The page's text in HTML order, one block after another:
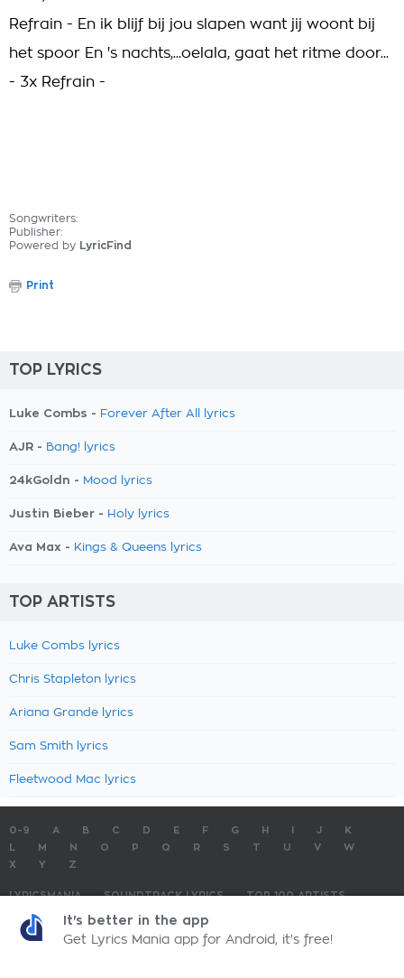
Refrain - En ik blijf bij jou slapen want jij woont bij
het spoor En 's nachts,...oelala, gaat het ritme door...
- 3x Refrain -
Songwriters:
Publisher:
Powered by LyricFind
Print
TOP LYRICS
Luke Combs - Forever After All lyrics
AJR - Bang! lyrics
24kGoldn - Mood lyrics
Justin Bieber - Holy lyrics
Ava Max - Kings & Queens lyrics
TOP ARTISTS
Luke Combs lyrics
Chris Stapleton lyrics
Ariana Grande lyrics
Sam Smith lyrics
Fleetwood Mac lyrics
0-9 A B C D E F G H J
K
M N O P Q R S T U V
W
X
Y Z
LYRICSMANIA SOUNDTRACK LYRICS
TOP 100 ARTISTS
TOP 100 LYRICS
LyricsMania.com - Copyright © 2026 - All Rights ReservedPrivacy Policy
It's better in the app
Get Lyrics Mania app for Android, it's free!